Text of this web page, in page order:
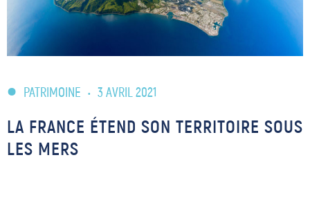
PATRIMOINE • 3 AVRIL 2021
LA FRANCE ÉTEND SON TERRITOIRE SOUS
LES MERS